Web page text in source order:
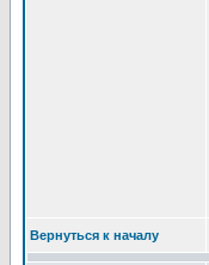
Вернуться к началу